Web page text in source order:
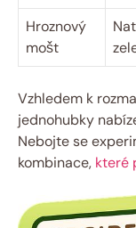
Hroznový
mošt
Vzhledem k
jednohubky
Nebojte se
kombinace, které